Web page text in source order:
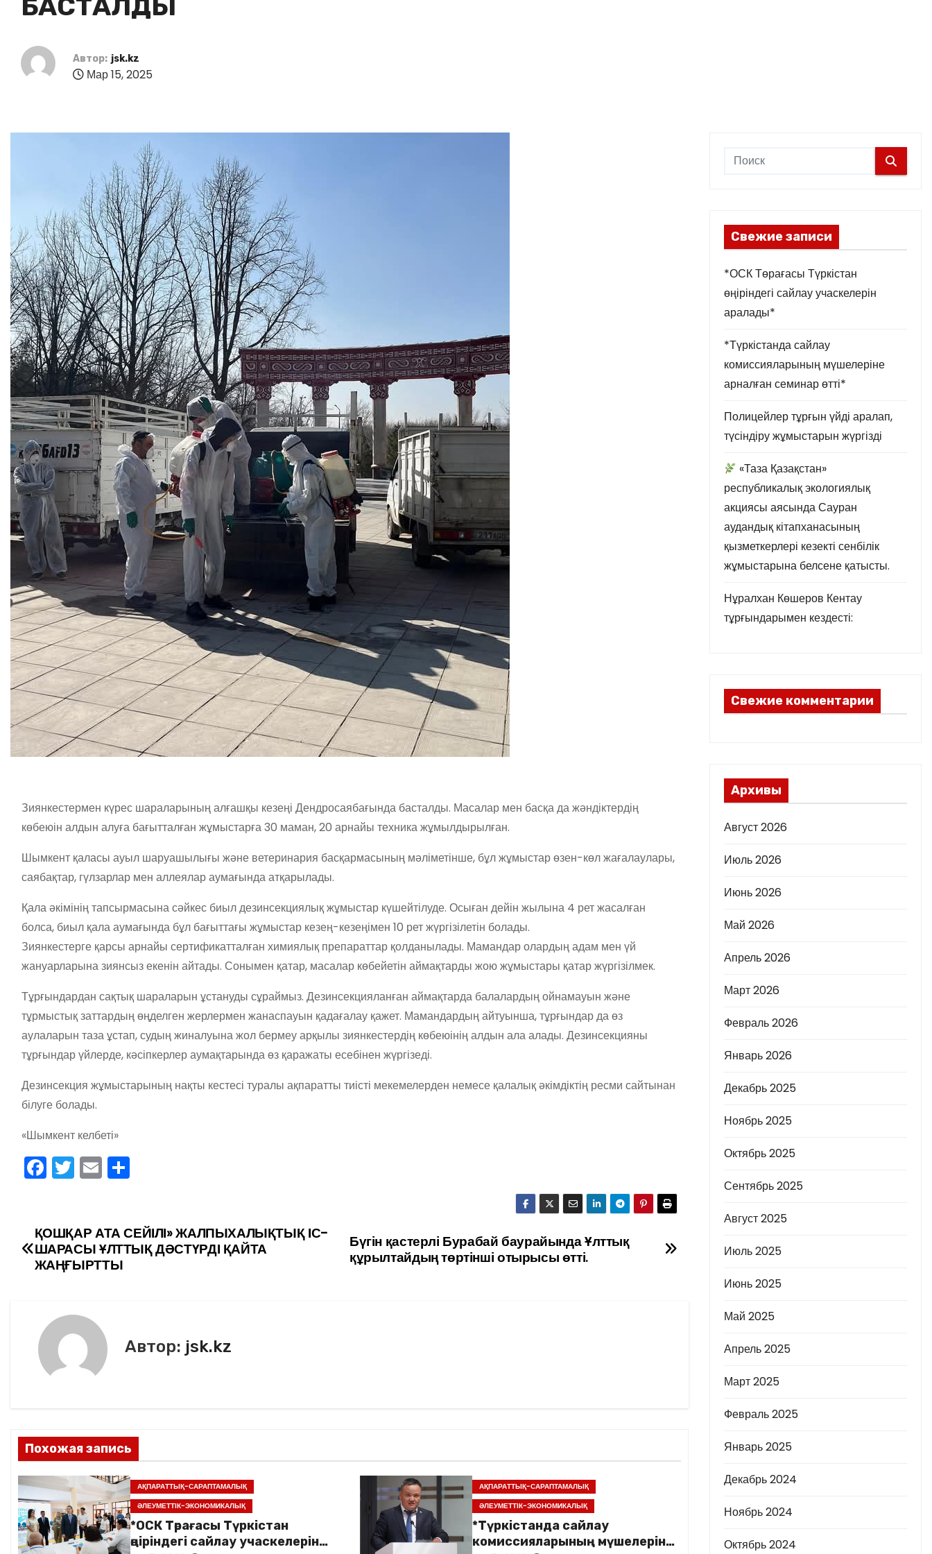
Автор: jsk.kz
Мар 15, 2025
Зиянкестермен күрес шараларының алғашқы кезеңі Дендросаябағында басталды. Масалар мен басқа да жәндіктердің
көбеюін алдын алуға бағытталған жұмыстарға 30 маман, 20 арнайы техника жұмылдырылған.
Шымкент қаласы ауыл шаруашылығы және ветеринария басқармасының мәліметінше, бұл жұмыстар өзен-көл жағалаулары,
саябақтар, гүлзарлар мен аллеялар аумағында атқарылады.
Қала әкімінің тапсырмасына сәйкес биыл дезинсекциялық жұмыстар күшейтілуде. Осыған дейін жылына 4 рет жасалған
болса, биыл қала аумағында бұл бағыттағы жұмыстар кезең-кезеңімен 10 рет жүргізілетін болады.
Зиянкестерге қарсы арнайы сертификатталған химиялық препараттар қолданылады. Мамандар олардың адам мен үй
жануарларына зиянсыз екенін айтады. Сонымен қатар, масалар көбейетін аймақтарды жою жұмыстары қатар жүргізілмек.
Тұрғындардан сақтық шараларын ұстануды сұраймыз. Дезинсекцияланған аймақтарда балалардың ойнамауын және
тұрмыстық заттардың өңделген жерлермен жанаспауын қадағалау қажет. Мамандардың айтуынша, тұрғындар да өз
аулаларын таза ұстап, судың жиналуына жол бермеу арқылы зиянкестердің көбеюінің алдын ала алады. Дезинсекцияны
тұрғындар үйлерде, кәсіпкерлер аумақтарында өз қаражаты есебінен жүргізеді.
Дезинсекция жұмыстарының нақты кестесі туралы ақпаратты тиісті мекемелерден немесе қалалық әкімдіктің ресми сайтынан
білуге болады.
«Шымкент келбеті»
F
a
e
b
o
k
T
w
er
E
m
l а
в
Н
и
я
п
о
Бүгін қастерлі Бурабай баурайында Ұлттық
құрылтайдың төртінші отырысы өтті.
ҚОШҚАР АТА СЕЙІЛІ» ЖАЛПЫХАЛЫҚТЫҚ ІС-
ШАРАСЫ ҰЛТТЫҚ ДӘСТҮРДІ ҚАЙТА
ЖАҢҒЫРТТЫ
Автор: jsk.kz
Похожая запись
АҚПАРАТТЫҚ-САРАПТАМАЛЫҚ
ӘЛЕУМЕТТІК-ЭКОНОМИКАЛЫҚ
*ОСК Төрағасы Түркістан
өңіріндегі сайлау учаскелерін
АҚПАРАТТЫҚ-САРАПТАМАЛЫҚ
ӘЛЕУМЕТТІК-ЭКОНОМИКАЛЫҚ
*Түркістанда сайлау
комиссияларының мүшелеріне
Свежие записи
*ОСК Төрағасы Түркістан
өңіріндегі сайлау учаскелерін
аралады*
*Түркістанда сайлау
комиссияларының мүшелеріне
арналған семинар өтті*
Полицейлер тұрғын үйді аралап,
түсіндіру жұмыстарын жүргізді
«Таза Қазақстан»
республикалық экологиялық
акциясы аясында Сауран
аудандық кітапханасының
қызметкерлері кезекті сенбілік
жұмыстарына белсене қатысты.
Нұралхан Көшеров Кентау
тұрғындарымен кездесті:
Свежие комментарии
Архивы
Август 2026
Июль 2026
Июнь 2026
Май 2026
Апрель 2026
Март 2026
Февраль 2026
Январь 2026
Декабрь 2025
Ноябрь 2025
Октябрь 2025
Сентябрь 2025
Август 2025
Июль 2025
Июнь 2025
Май 2025
Апрель 2025
Март 2025
Февраль 2025
Январь 2025
Декабрь 2024
Ноябрь 2024
Октябрь 2024